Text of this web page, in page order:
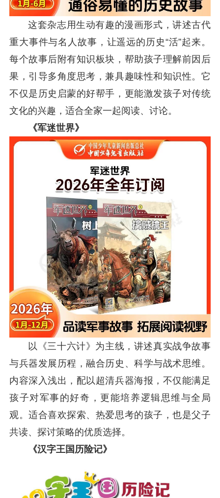
这套杂志用生动有趣的漫画形式，讲述古代
重大事件与名人故事，让遥远的历史“活”起来。
每个故事后附有知识板块，帮助孩子理解前因后
果，引导多角度思考，兼具趣味性和知识性。它
不仅是历史启蒙的好帮手，更能激发孩子对传统
文化的兴趣，适合全家一起阅读、讨论。
《军迷世界》
以《三十六计》为主线，讲述真实战争故事
与兵器发展历程，融合历史、科学与战术思维。
内容深入浅出，配以超清兵器海报，不仅能满足
孩子对军事的好奇，更能培养逻辑思维与全局
观。适合喜欢探索、热爱思考的孩子，也是父子
共读、探讨策略的优质选择。
《汉字王国历险记》